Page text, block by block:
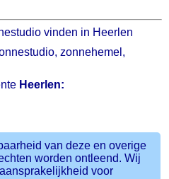
vinden in Heerlen
zonnehemel,
Heerlen:
van deze en overige
worden ontleend. Wij
voor